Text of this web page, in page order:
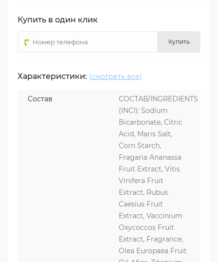
Купить в один клик
Купить
Характеристики: (смотреть все)
Состав
СОСТАВ/INGREDIENTS
(INCI): Sodium
Bicarbonate, Citric
Acid, Maris Salt,
Corn Starch,
Fragaria Ananassa
Fruit Extract, Vitis
Vinifera Fruit
Extract, Rubus
Caesius Fruit
Extract, Vaccinium
Oxycoccos Fruit
Extract, Fragrance,
Olea Europaea Fruit